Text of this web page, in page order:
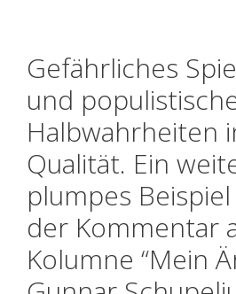
Gefährliches
und
Halbwahrheiten
Qualität. Ein
plumpes
der Kommentar
Kolumne “Mein